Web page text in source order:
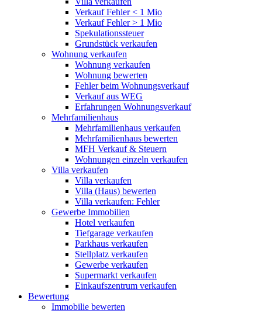
Verkauf Fehler < 1 Mio
Verkauf Fehler > 1 Mio
Spekulationssteuer
Grundstück verkaufen
Wohnung verkaufen
Wohnung verkaufen
Wohnung bewerten
Fehler beim Wohnungsverkauf
Verkauf aus WEG
Erfahrungen Wohnungsverkauf
Mehrfamilienhaus
Mehrfamilienhaus verkaufen
Mehrfamilienhaus bewerten
MFH Verkauf & Steuern
Wohnungen einzeln verkaufen
Villa verkaufen
Villa verkaufen
Villa (Haus) bewerten
Villa verkaufen: Fehler
Gewerbe Immobilien
Hotel verkaufen
Tiefgarage verkaufen
Parkhaus verkaufen
Stellplatz verkaufen
Gewerbe verkaufen
Supermarkt verkaufen
Einkaufszentrum verkaufen
Bewertung
Immobilie bewerten